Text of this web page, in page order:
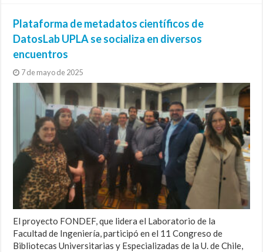
Plataforma de metadatos científicos de
DatosLab UPLA se socializa en diversos
encuentros
7 de mayo de 2025
El proyecto FONDEF, que lidera el Laboratorio de la
Facultad de Ingeniería, participó en el 11 Congreso de
Bibliotecas Universitarias y Especializadas de la U. de Chile,